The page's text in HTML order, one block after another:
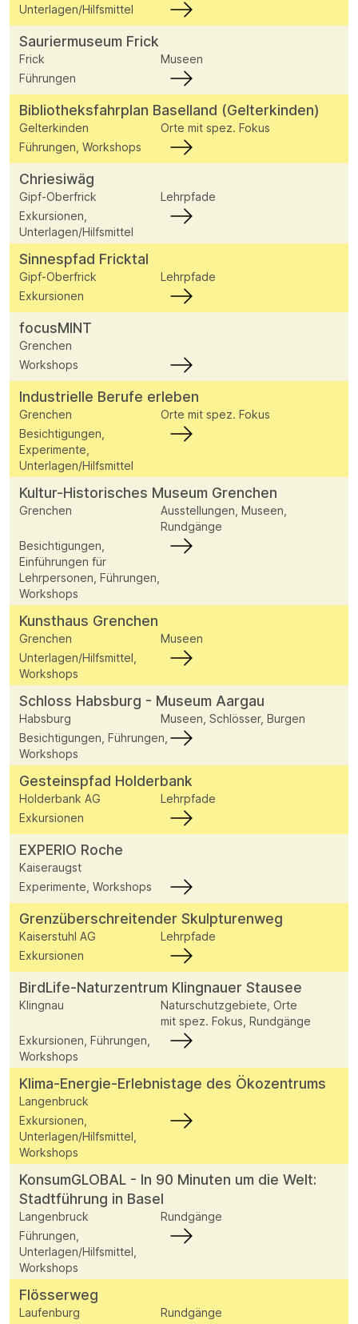
Unterlagen/Hilfsmittel
Sauriermuseum Frick
Frick
Museen
Führungen
Bibliotheksfahrplan Baselland (Gelterkinden)
Gelterkinden
Orte mit spez. Fokus
Führungen, Workshops
Chriesiwäg
Gipf-Oberfrick
Lehrpfade
Exkursionen,
Unterlagen/Hilfsmittel
Sinnespfad Fricktal
Gipf-Oberfrick
Lehrpfade
Exkursionen
focusMINT
Grenchen
Workshops
Industrielle Berufe erleben
Grenchen
Orte mit spez. Fokus
Besichtigungen,
Experimente,
Unterlagen/Hilfsmittel
Kultur-Historisches Museum Grenchen
Grenchen
Ausstellungen, Museen,
Rundgänge
Besichtigungen,
Einführungen für
Lehrpersonen, Führungen,
Workshops
Kunsthaus Grenchen
Grenchen
Museen
Unterlagen/Hilfsmittel,
Workshops
Schloss Habsburg - Museum Aargau
Habsburg
Museen, Schlösser, Burgen
Besichtigungen, Führungen,
Workshops
Gesteinspfad Holderbank
Holderbank AG
Lehrpfade
Exkursionen
EXPERIO Roche
Kaiseraugst
Experimente, Workshops
Grenzüberschreitender Skulpturenweg
Kaiserstuhl AG
Lehrpfade
Exkursionen
BirdLife-Naturzentrum Klingnauer Stausee
Klingnau
Naturschutzgebiete, Orte
mit spez. Fokus, Rundgänge
Exkursionen, Führungen,
Workshops
Klima-Energie-Erlebnistage des Ökozentrums
Langenbruck
Exkursionen,
Unterlagen/Hilfsmittel,
Workshops
KonsumGLOBAL - In 90 Minuten um die Welt:
Stadtführung in Basel
Langenbruck
Rundgänge
Führungen,
Unterlagen/Hilfsmittel,
Workshops
Flösserweg
Laufenburg Rundgänge